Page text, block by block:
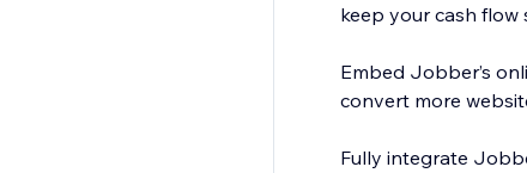
keep your cash
Embed Jobber’s
convert more
Fully integrate